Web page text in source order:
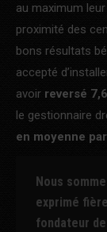
au maximum
proximité des
bons résultats
accepté
avoir reversé
le gestionnaire
en moyenne
Nous
exprimé
fondateur